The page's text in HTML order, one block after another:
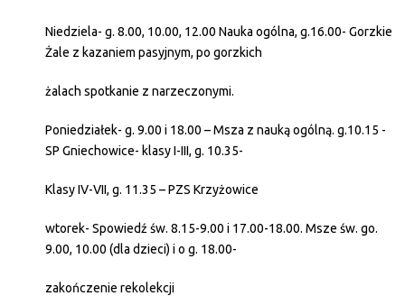
Niedziela- g. 8.00, 10.00, 12.00 Nauka ogólna, g.16.00- Gorzkie
Żale z kazaniem pasyjnym, po gorzkich
żalach spotkanie z narzeczonymi.
Poniedziałek- g. 9.00 i 18.00 – Msza z nauką ogólną. g.10.15 -
SP Gniechowice- klasy I-III, g. 10.35-
Klasy IV-VII, g. 11.35 – PZS Krzyżowice
wtorek- Spowiedź św. 8.15-9.00 i 17.00-18.00. Msze św. go.
9.00, 10.00 (dla dzieci) i o g. 18.00-
zakończenie rekolekcji